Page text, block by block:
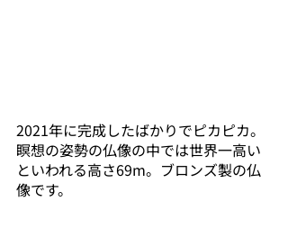
2021年に完成したばかりでピカピカ。
瞑想の姿勢の仏像の中では世界一高い
といわれる高さ69m。ブロンズ製の仏
像です。